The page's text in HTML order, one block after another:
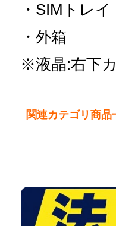
・SIMトレイ
・外箱
※液晶:右
関連カテゴリ商品